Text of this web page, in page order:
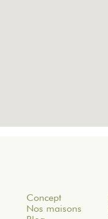
Concept
Nos maisons